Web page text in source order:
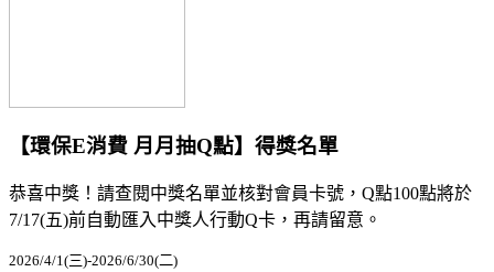
【環保E消費 月月抽Q點】得獎名單
恭喜中獎！請查閱中獎名單並核對會員卡號，Q點100點將於
7/17(五)前自動匯入中獎人行動Q卡，再請留意。
2026/4/1(三)-2026/6/30(二)